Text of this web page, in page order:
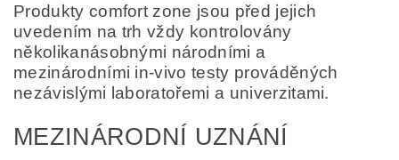
Produkty comfort zone jsou před jejich
uvedením na trh vždy kontrolovány
několikanásobnými národními a
mezinárodními in-vivo testy prováděných
nezávislými laboratořemi a univerzitami.
MEZINÁRODNÍ UZNÁNÍ